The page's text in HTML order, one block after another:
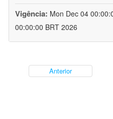
Vigência: Mon Dec 04
00:00:00 BRT 2026
Anterior